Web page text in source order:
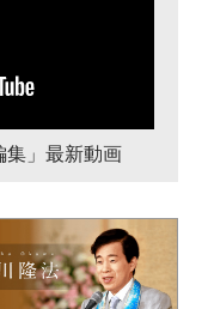
集」最新動画